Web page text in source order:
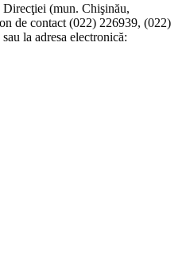
Direcţiei (mun. Chişinău,
de contact (022) 226939, (022)
la adresa electronică: